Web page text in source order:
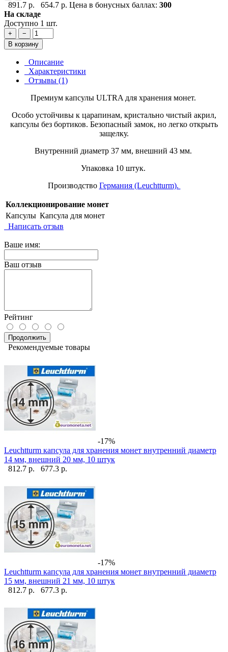
891.7 р. 654.7 р. Цена в бонусных баллах: 300
На складе
Доступно 1 шт.
+
−
В корзину
Описание
Характеристики
Отзывы (1)
Премиум капсулы ULTRA для хранения монет.
Особо устойчивы к царапинам, кристально чистый акрил,
капсулы без бортиков. Безопасный замок, но легко открыть
защелку.
Внутренний диаметр 37 мм, внешний 43 мм.
Упаковка 10 штук.
Производство Германия (Leuchtturm).
Коллекционирование монет
Капсулы Капсула для монет
Написать отзыв
Ваше имя:
Ваш отзыв
Рейтинг
Продолжить
Рекомендуемые товары
-17%
Leuchtturm капсула для хранения монет внутренний диаметр
14 мм, внешний 20 мм, 10 штук
812.7 р.
677.3 р.
-17%
Leuchtturm капсула для хранения монет внутренний диаметр
15 мм, внешний 21 мм, 10 штук
812.7 р.
677.3 р.